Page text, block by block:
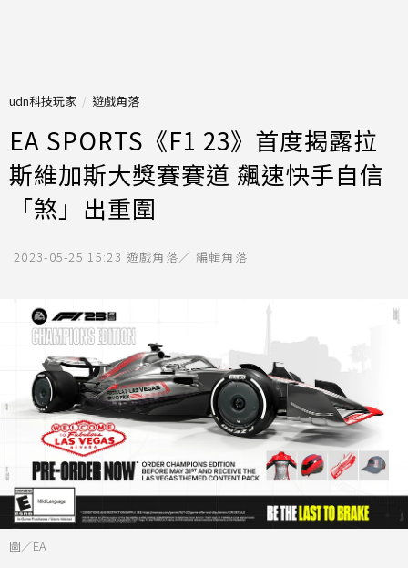
udn科技玩家 遊戲角落
EA SPORTS《F1 23》首度揭露拉
斯維加斯大獎賽賽道 飆速快手自信
「煞」出重圍
2023-05-25 15:23 遊戲角落／ 編輯角落
圖／EA